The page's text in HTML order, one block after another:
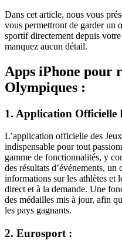
Dans cet article, nous vous
vous permettront de garder un
sportif directement depuis votre
manquez aucun détail.
Apps iPhone pour
Olympiques :
1. Application Officielle
L’application officielle des
indispensable pour tout
gamme de fonctionnalités, y
des résultats d’événements,
informations sur les athlètes et
direct et à la demande. Une
des médailles mis à jour, afin
les pays gagnants.
2. Eurosport :